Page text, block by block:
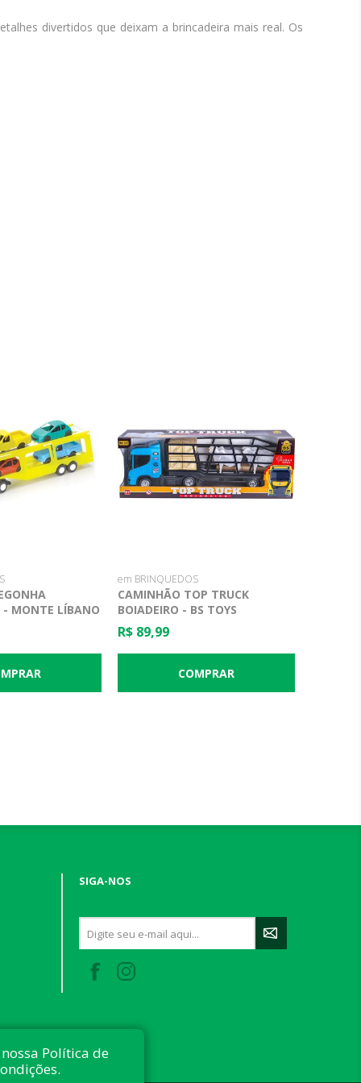
divertidos que deixam a brincadeira mais real. Os
- MONTE LÍBANO
em BRINQUEDOS
CAMINHÃO TOP TRUCK
BOIADEIRO - BS TOYS
R$ 89,99
SIGA-NOS
Política de